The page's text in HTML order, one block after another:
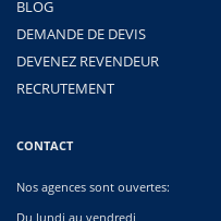
BLOG
DEMANDE DE DEVIS
DEVENEZ REVENDEUR
RECRUTEMENT
CONTACT
Nos agences sont ouvertes:
Du lundi au vendredi